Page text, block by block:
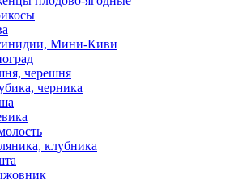
Мини-Киви
черешня
черника
клубника